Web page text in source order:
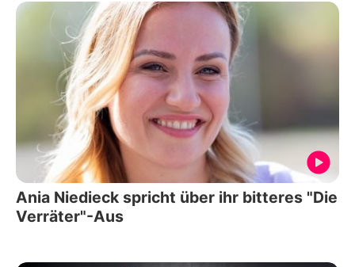
Ania Niedieck spricht über ihr bitteres "Die
Verräter"-Aus